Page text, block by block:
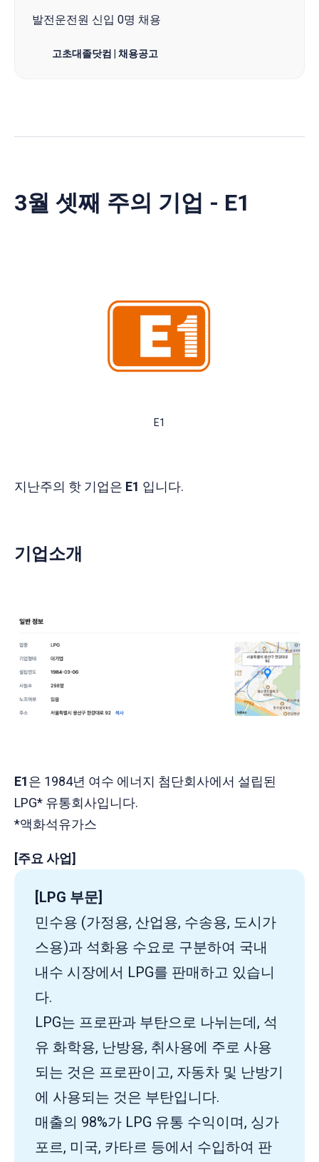
발전운전원 신입 0명 채용
고초대졸닷컴 | 채용공고
3월 셋째 주의 기업 - E1
E1
지난주의 핫 기업은 E1 입니다.
기업소개
E1은 1984년 여수 에너지 첨단회사에서 설립된
LPG* 유통회사입니다.
*액화석유가스
[주요 사업]
[LPG 부문]
​민수용 (가정용, 산업용, 수송용, 도시가
스용)과 석화용 수요로 구분하여 국내
내수 시장에서 LPG를 판매하고 있습니
다.
LPG는 프로판과 부탄으로 나뉘는데, 석
유 화학용, 난방용, 취사용에 주로 사용
되는 것은 프로판이고, 자동차 및 난방기
에 사용되는 것은 부탄입니다.
매출의 98%가 LPG 유통 수익이며, 싱가
포르, 미국, 카타르 등에서 수입하여 판